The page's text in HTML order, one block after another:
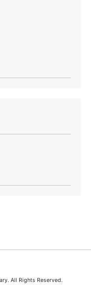
All Rights Reserved.